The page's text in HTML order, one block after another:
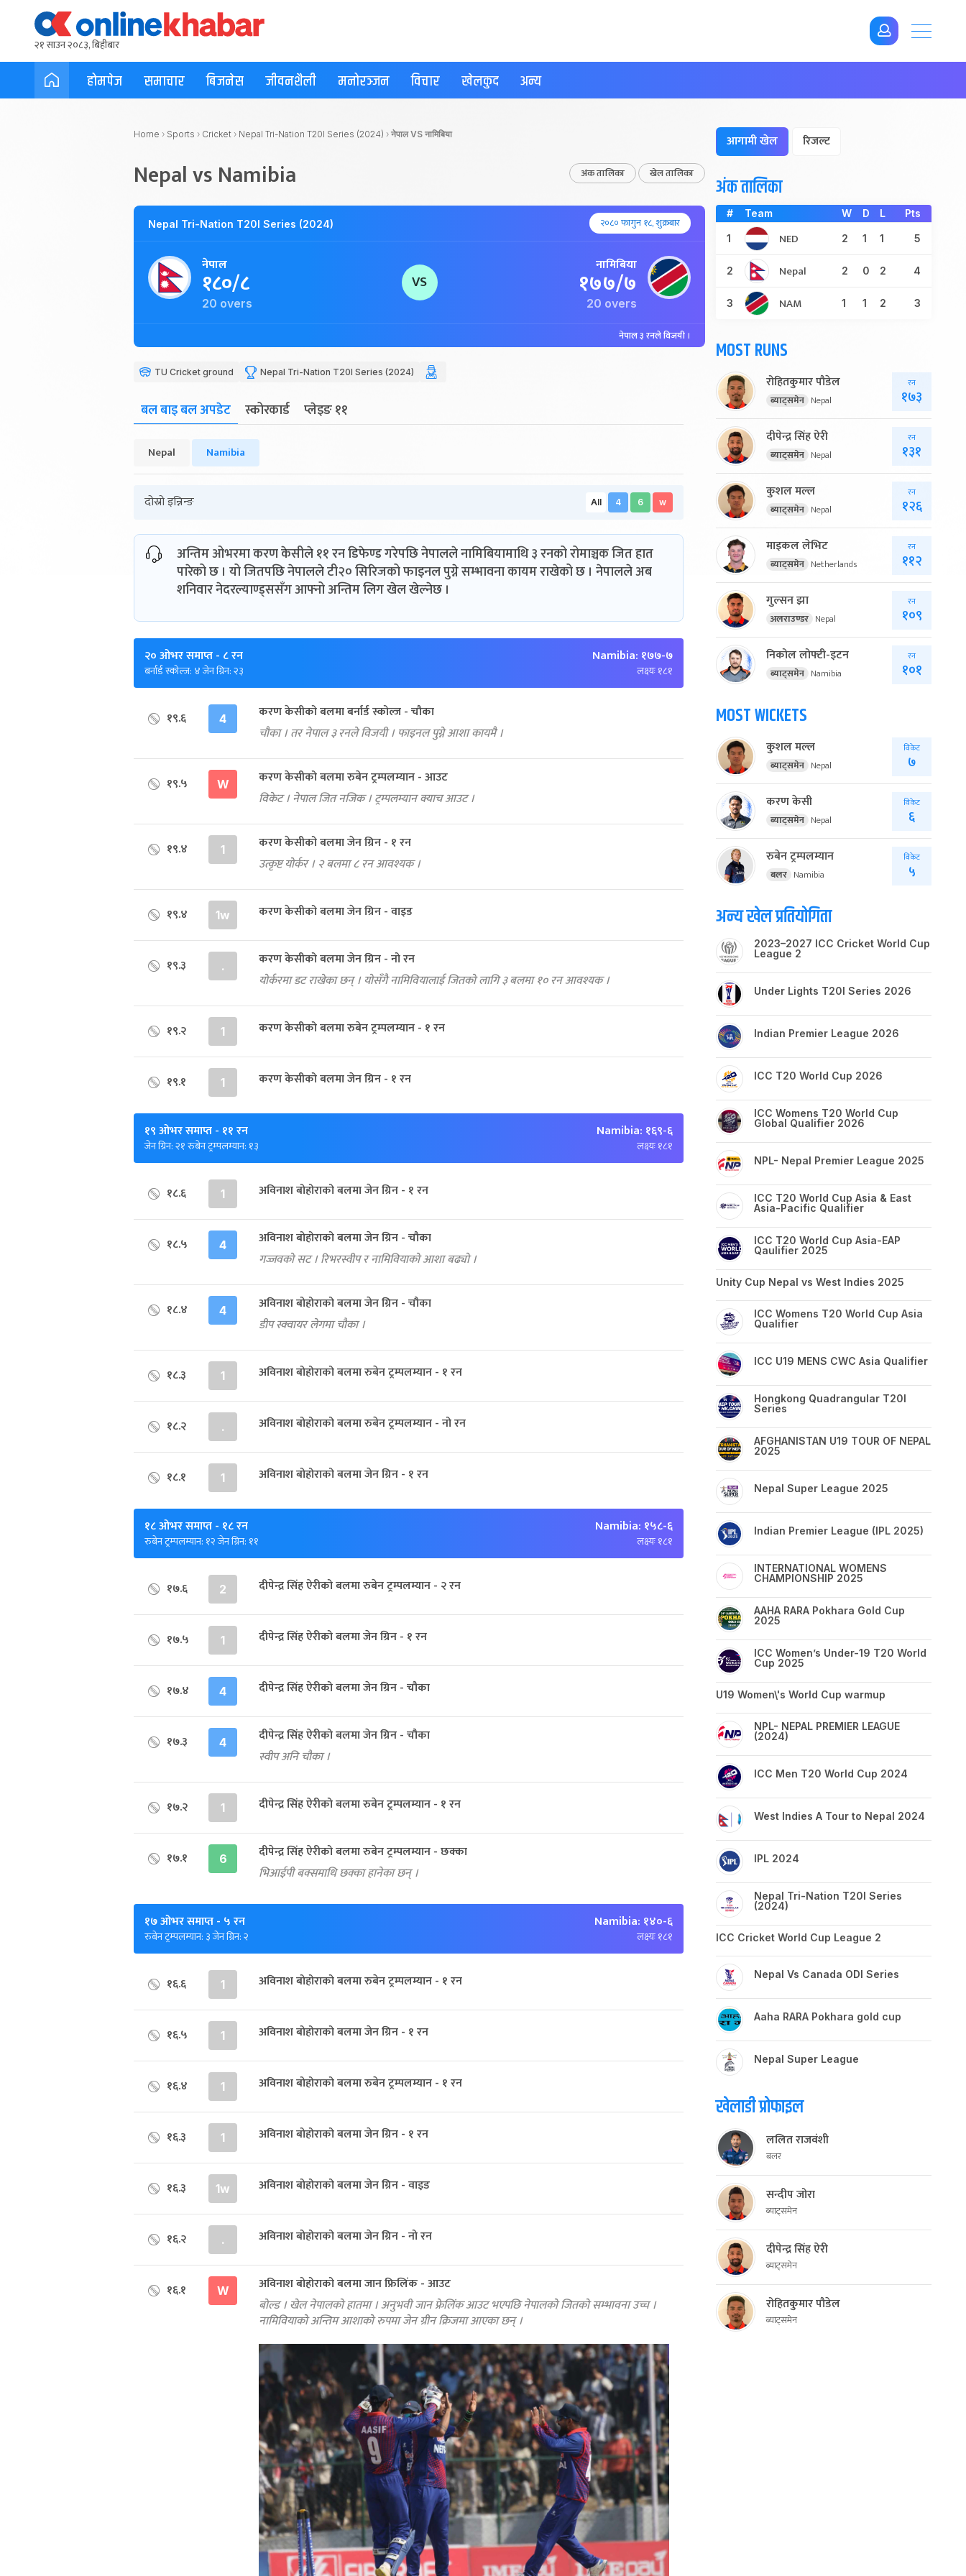
२१ साउन २०८३, बिहीबार
होमपेज समाचार बिजनेस जीवनशैली मनोरञ्जन विचार खेलकुद अन्य
Home › Sports › Cricket › Nepal Tri-Nation T20I Series (2024) › नेपाल VS नामिबिया
Nepal vs Namibia अंक तालिका खेल तालिका
Nepal Tri-Nation T20I Series (2024) २०८० फागुन १८, शुक्रबार
नेपाल
१८०/८
20 overs
VS
नामिबिया
१७७/७
20 overs
नेपाल ३ रनले विजयी ।
TU Cricket ground Nepal Tri-Nation T20I Series (2024)
बल बाइ बल अपडेट स्कोरकार्ड प्लेइङ ११
Nepal Namibia
दोस्रो इन्निन्ङ All 4 6 w
अन्तिम ओभरमा करण केसीले ११ रन डिफेण्ड गरेपछि नेपालले नामिबियामाथि ३ रनको रोमाञ्चक जित हात
पारेको छ । यो जितपछि नेपालले टी२० सिरिजको फाइनल पुग्ने सम्भावना कायम राखेको छ । नेपालले अब
शनिवार नेदरल्याण्ड्ससँग आफ्नो अन्तिम लिग खेल खेल्नेछ ।
२० ओभर समाप्त- ८ रन
बर्नार्ड स्कोल्ज: ४ जेन ग्रिन: २३
Namibia: १७७-७
लक्ष्यः १८१
१९.६ 4
करण केसीको बलमा बर्नार्ड स्कोल्ज - चौका
चौका । तर नेपाल ३ रनले विजयी । फाइनल पुग्ने आशा कायमै ।
१९.५ W
करण केसीको बलमा रुबेन ट्रम्पलम्यान - आउट
विकेट । नेपाल जित नजिक । ट्रम्पलम्यान क्याच आउट ।
१९.४ 1
करण केसीको बलमा जेन ग्रिन - १ रन
उत्कृष्ट योर्कर । २ बलमा ८ रन आवश्यक ।
१९.४ 1w करण केसीको बलमा जेन ग्रिन - वाइड
१९.३ .
करण केसीको बलमा जेन ग्रिन - नो रन
योर्करमा डट राखेका छन् । योसँगै नामिवियालाई जितको लागि ३ बलमा १० रन आवश्यक ।
१९.२ 1 करण केसीको बलमा रुबेन ट्रम्पलम्यान - १ रन
१९.१ 1 करण केसीको बलमा जेन ग्रिन - १ रन
१९ ओभर समाप्त- ११ रन
जेन ग्रिन: २१ रुबेन ट्रम्पलम्यान: १३
Namibia: १६९-६
लक्ष्यः १८१
१८.६ 1 अविनाश बोहोराको बलमा जेन ग्रिन - १ रन
१८.५ 4
अविनाश बोहोराको बलमा जेन ग्रिन - चौका
गज्जवको सट । रिभरस्वीप र नामिवियाको आशा बढ्यो ।
१८.४ 4
अविनाश बोहोराको बलमा जेन ग्रिन - चौका
डीप स्क्वायर लेगमा चौका ।
१८.३ 1 अविनाश बोहोराको बलमा रुबेन ट्रम्पलम्यान - १ रन
१८.२ . अविनाश बोहोराको बलमा रुबेन ट्रम्पलम्यान - नो रन
१८.१ 1 अविनाश बोहोराको बलमा जेन ग्रिन - १ रन
१८ ओभर समाप्त- १८ रन
रुबेन ट्रम्पलम्यान: १२ जेन ग्रिन: ११
Namibia: १५८-६
लक्ष्यः १८१
१७.६ 2 दीपेन्द्र सिंह ऐरीको बलमा रुबेन ट्रम्पलम्यान - २ रन
१७.५ 1 दीपेन्द्र सिंह ऐरीको बलमा जेन ग्रिन - १ रन
१७.४ 4 दीपेन्द्र सिंह ऐरीको बलमा जेन ग्रिन - चौका
१७.३ 4
दीपेन्द्र सिंह ऐरीको बलमा जेन ग्रिन - चौका
स्वीप अनि चौका ।
१७.२ 1 दीपेन्द्र सिंह ऐरीको बलमा रुबेन ट्रम्पलम्यान - १ रन
१७.१ 6
दीपेन्द्र सिंह ऐरीको बलमा रुबेन ट्रम्पलम्यान - छक्का
भिआईपी बक्समाथि छक्का हानेका छन् ।
१७ ओभर समाप्त- ५ रन
रुबेन ट्रम्पलम्यान: ३ जेन ग्रिन: २
Namibia: १४०-६
लक्ष्यः १८१
१६.६ 1 अविनाश बोहोराको बलमा रुबेन ट्रम्पलम्यान - १ रन
१६.५ 1 अविनाश बोहोराको बलमा जेन ग्रिन - १ रन
१६.४ 1 अविनाश बोहोराको बलमा रुबेन ट्रम्पलम्यान - १ रन
१६.३ 1 अविनाश बोहोराको बलमा जेन ग्रिन - १ रन
१६.३ 1w अविनाश बोहोराको बलमा जेन ग्रिन - वाइड
१६.२ . अविनाश बोहोराको बलमा जेन ग्रिन - नो रन
१६.१ W
अविनाश बोहोराको बलमा जान फ्रिलिंक - आउट
बोल्ड । खेल नेपालको हातमा । अनुभवी जान फ्रेलिंक आउट भएपछि नेपालको जितको सम्भावना उच्च ।
नामिवियाको अन्तिम आशाको रुपमा जेन ग्रीन क्रिजमा आएका छन् ।
आगामी खेल रिजल्ट
अंक तालिका
# Team W D L Pts
1 NED 2 1 1 5
2 Nepal 2 0 2 4
3 NAM 1 1 2 3
MOST RUNS
रोहितकुमार पौडेल
ब्याट्समेन Nepal
रन
१७३
दीपेन्द्र सिंह ऐरी
ब्याट्समेन Nepal
रन
१३१
कुशल मल्ल
ब्याट्समेन Nepal
रन
१२६
माइकल लेभिट
ब्याट्समेन Netherlands
रन
११२
गुल्सन झा
अलराउण्डर Nepal
रन
१०९
निकोल लोफ्टी-इटन
ब्याट्समेन Namibia
रन
१०१
MOST WICKETS
कुशल मल्ल
ब्याट्समेन Nepal
विकेट
७
करण केसी
ब्याट्समेन Nepal
विकेट
६
रुबेन ट्रम्पलम्यान
बलर Namibia
विकेट
५
अन्य खेल प्रतियोगिता
2023–2027 ICC Cricket World Cup
League 2
Under Lights T20I Series 2026
Indian Premier League 2026
ICC T20 World Cup 2026
ICC Womens T20 World Cup
Global Qualifier 2026
NPL- Nepal Premier League 2025
ICC T20 World Cup Asia & East
Asia-Pacific Qualifier
ICC T20 World Cup Asia-EAP
Qaulifier 2025
Unity Cup Nepal vs West Indies 2025
ICC Womens T20 World Cup Asia
Qualifier
ICC U19 MENS CWC Asia Qualifier
Hongkong Quadrangular T20I
Series
AFGHANISTAN U19 TOUR OF NEPAL
2025
Nepal Super League 2025
Indian Premier League (IPL 2025)
INTERNATIONAL WOMENS
CHAMPIONSHIP 2025
AAHA RARA Pokhara Gold Cup
2025
ICC Women’s Under-19 T20 World
Cup 2025
U19 Women\'s World Cup warmup
NPL- NEPAL PREMIER LEAGUE
(2024)
ICC Men T20 World Cup 2024
West Indies A Tour to Nepal 2024
IPL 2024
Nepal Tri-Nation T20I Series
(2024)
ICC Cricket World Cup League 2
Nepal Vs Canada ODI Series
Aaha RARA Pokhara gold cup
Nepal Super League
खेलाडी प्रोफाइल
ललित राजवंशी
बलर
सन्दीप जोरा
ब्याट्समेन
दीपेन्द्र सिंह ऐरी
ब्याट्समेन
रोहितकुमार पौडेल
ब्याट्समेन